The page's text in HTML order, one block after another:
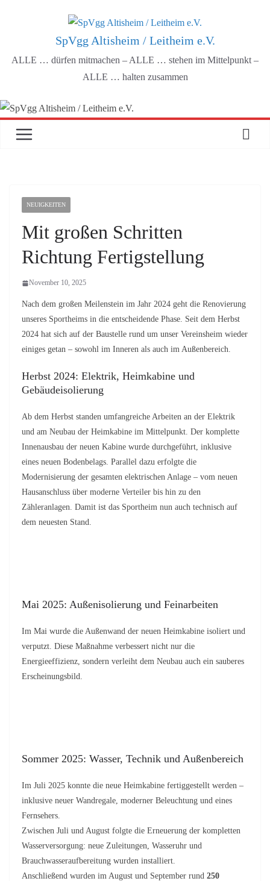
SpVgg Altisheim / Leitheim e.V.
ALLE … dürfen mitmachen – ALLE … stehen im Mittelpunkt –
ALLE … halten zusammen
NEUIGKEITEN
Mit großen Schritten
Richtung Fertigstellung
November 10, 2025
Nach dem großen Meilenstein im Jahr 2024 geht die Renovierung
unseres Sportheims in die entscheidende Phase. Seit dem Herbst
2024 hat sich auf der Baustelle rund um unser Vereinsheim wieder
einiges getan – sowohl im Inneren als auch im Außenbereich.
Herbst 2024: Elektrik, Heimkabine und
Gebäudeisolierung
Ab dem Herbst standen umfangreiche Arbeiten an der Elektrik
und am Neubau der Heimkabine im Mittelpunkt. Der komplette
Innenausbau der neuen Kabine wurde durchgeführt, inklusive
eines neuen Bodenbelags. Parallel dazu erfolgte die
Modernisierung der gesamten elektrischen Anlage – vom neuen
Hausanschluss über moderne Verteiler bis hin zu den
Zähleranlagen. Damit ist das Sportheim nun auch technisch auf
dem neuesten Stand.
Mai 2025: Außenisolierung und Feinarbeiten
Im Mai wurde die Außenwand der neuen Heimkabine isoliert und
verputzt. Diese Maßnahme verbessert nicht nur die
Energieeffizienz, sondern verleiht dem Neubau auch ein sauberes
Erscheinungsbild.
Sommer 2025: Wasser, Technik und Außenbereich
Im Juli 2025 konnte die neue Heimkabine fertiggestellt werden –
inklusive neuer Wandregale, moderner Beleuchtung und eines
Fernsehers.
Zwischen Juli und August folgte die Erneuerung der kompletten
Wasserversorgung: neue Zuleitungen, Wasseruhr und
Brauchwasseraufbereitung wurden installiert.
Anschließend wurden im August und September rund 250